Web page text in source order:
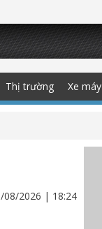
Thị trường Xe máy
08/2026 | 18:24